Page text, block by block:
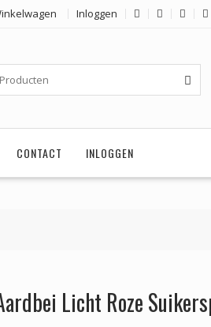
Inloggen
CONTACT INLOGGEN
Licht Roze